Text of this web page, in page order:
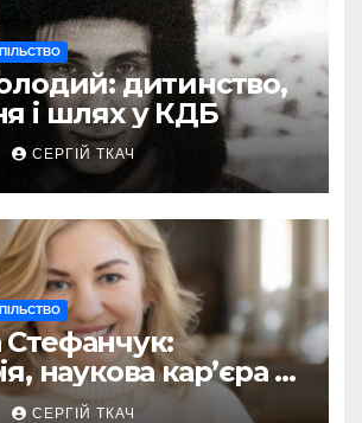
дитинство,
і шлях у КДБ
СЕРГІЙ ТКАЧ
наукова кар’єра та
СЕРГІЙ ТКАЧ